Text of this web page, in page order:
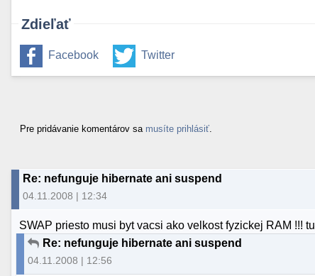
Zdieľať
Facebook Twitter
Pre pridávanie komentárov sa musíte prihlásiť
Re: nefunguje hibernate ani suspend
04.11.2008 | 12:34
SWAP priesto musi byt vacsi ako velkost fyzickej RAM !!!
Re: nefunguje hibernate ani suspend
04.11.2008 | 12:56